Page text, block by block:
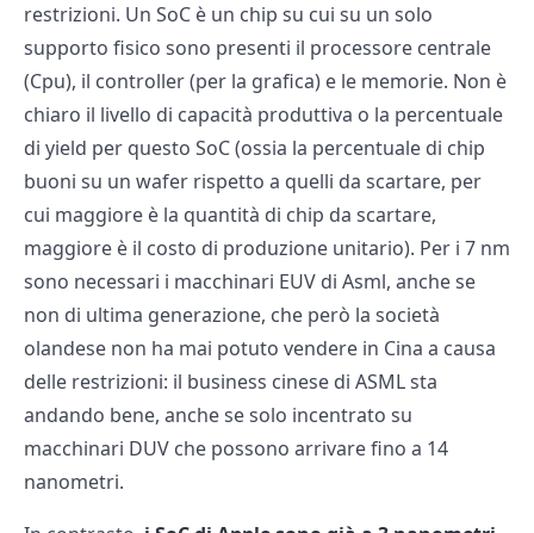
restrizioni. Un SoC è un chip su cui su un solo
supporto fisico sono presenti il processore centrale
(Cpu), il controller (per la grafica) e le memorie. Non è
chiaro il livello di capacità produttiva o la percentuale
di yield per questo SoC (ossia la percentuale di chip
buoni su un wafer rispetto a quelli da scartare, per
cui maggiore è la quantità di chip da scartare,
maggiore è il costo di produzione unitario). Per i 7 nm
sono necessari i macchinari EUV di Asml, anche se
non di ultima generazione, che però la società
olandese non ha mai potuto vendere in Cina a causa
delle restrizioni: il business cinese di ASML sta
andando bene, anche se solo incentrato su
macchinari DUV che possono arrivare fino a 14
nanometri.